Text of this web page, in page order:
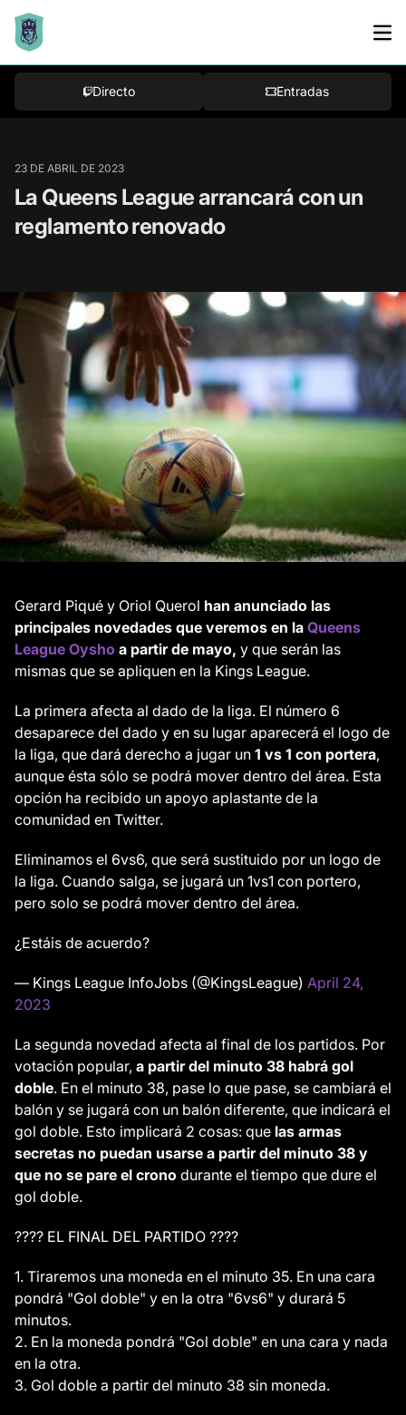
Directo Entradas
23 DE ABRIL DE 2023
La Queens League arrancará con un
reglamento renovado
Gerard Piqué y Oriol Querol han anunciado las
principales novedades que veremos en la Queens
League Oysho a partir de mayo, y que serán las
mismas que se apliquen en la Kings League.
La primera afecta al dado de la liga. El número 6
desaparece del dado y en su lugar aparecerá el logo de
la liga, que dará derecho a jugar un 1 vs 1 con portera,
aunque ésta sólo se podrá mover dentro del área. Esta
opción ha recibido un apoyo aplastante de la
comunidad en Twitter.
Eliminamos el 6vs6, que será sustituido por un logo de
la liga. Cuando salga, se jugará un 1vs1 con portero,
pero solo se podrá mover dentro del área.
¿Estáis de acuerdo?
— Kings League InfoJobs (@KingsLeague) April 24,
2023
La segunda novedad afecta al final de los partidos. Por
votación popular, a partir del minuto 38 habrá gol
doble. En el minuto 38, pase lo que pase, se cambiará el
balón y se jugará con un balón diferente, que indicará el
gol doble. Esto implicará 2 cosas: que las armas
secretas no puedan usarse a partir del minuto 38 y
que no se pare el crono durante el tiempo que dure el
gol doble.
???? EL FINAL DEL PARTIDO ????
1. Tiraremos una moneda en el minuto 35. En una cara
pondrá "Gol doble" y en la otra "6vs6" y durará 5
minutos.
2. En la moneda pondrá "Gol doble" en una cara y nada
en la otra.
3. Gol doble a partir del minuto 38 sin moneda.